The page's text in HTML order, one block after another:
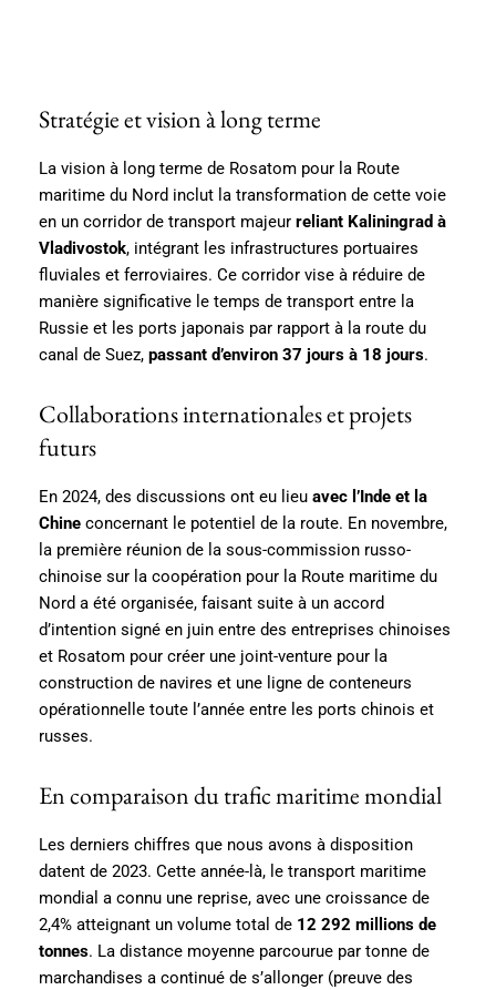
Stratégie et vision à long terme
La vision à long terme de Rosatom pour la Route
maritime du Nord inclut la transformation de cette voie
en un corridor de transport majeur reliant Kaliningrad à
Vladivostok, intégrant les infrastructures portuaires
fluviales et ferroviaires. Ce corridor vise à réduire de
manière significative le temps de transport entre la
Russie et les ports japonais par rapport à la route du
canal de Suez, passant d’environ 37 jours à 18 jours.
Collaborations internationales et projets
futurs
En 2024, des discussions ont eu lieu avec l’Inde et la
Chine concernant le potentiel de la route. En novembre,
la première réunion de la sous-commission russo-
chinoise sur la coopération pour la Route maritime du
Nord a été organisée, faisant suite à un accord
d’intention signé en juin entre des entreprises chinoises
et Rosatom pour créer une joint-venture pour la
construction de navires et une ligne de conteneurs
opérationnelle toute l’année entre les ports chinois et
russes.
En comparaison du trafic maritime mondial
Les derniers chiffres que nous avons à disposition
datent de 2023. Cette année-là, le transport maritime
mondial a connu une reprise, avec une croissance de
2,4% atteignant un volume total de 12 292 millions de
tonnes. La distance moyenne parcourue par tonne de
marchandises a continué de s’allonger (preuve des